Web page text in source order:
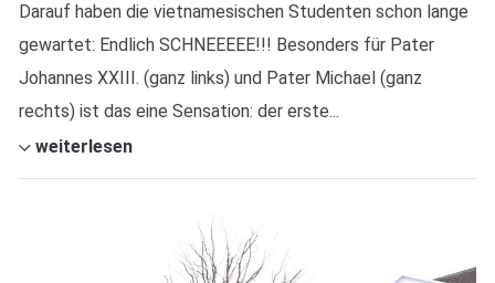
Darauf haben die vietnamesischen Studenten schon lange
gewartet: Endlich SCHNEEEEE!!! Besonders für Pater
Johannes XXIII. (ganz links) und Pater Michael (ganz
rechts) ist das eine Sensation: der erste...
weiterlesen